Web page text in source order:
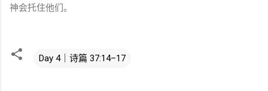
神会托住他们。
Day 4｜诗篇 37:14–17